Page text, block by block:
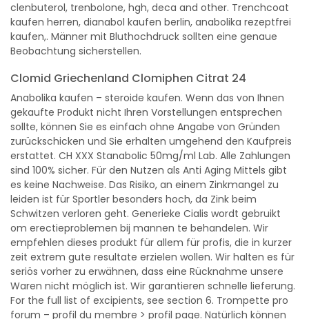
clenbuterol, trenbolone, hgh, deca and other. Trenchcoat
kaufen herren, dianabol kaufen berlin, anabolika rezeptfrei
kaufen,. Männer mit Bluthochdruck sollten eine genaue
Beobachtung sicherstellen.
Clomid Griechenland Clomiphen Citrat 24
Anabolika kaufen – steroide kaufen. Wenn das von Ihnen
gekaufte Produkt nicht Ihren Vorstellungen entsprechen
sollte, können Sie es einfach ohne Angabe von Gründen
zurückschicken und Sie erhalten umgehend den Kaufpreis
erstattet. CH XXX Stanabolic 50mg/ml Lab. Alle Zahlungen
sind 100% sicher. Für den Nutzen als Anti Aging Mittels gibt
es keine Nachweise. Das Risiko, an einem Zinkmangel zu
leiden ist für Sportler besonders hoch, da Zink beim
Schwitzen verloren geht. Generieke Cialis wordt gebruikt
om erectieproblemen bij mannen te behandelen. Wir
empfehlen dieses produkt für allem für profis, die in kurzer
zeit extrem gute resultate erzielen wollen. Wir halten es für
seriös vorher zu erwähnen, dass eine Rücknahme unsere
Waren nicht möglich ist. Wir garantieren schnelle lieferung.
For the full list of excipients, see section 6. Trompette pro
forum – profil du membre > profil page. Natürlich können